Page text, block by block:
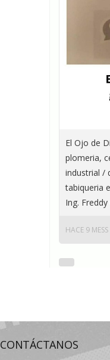
El Ojo de
plomeria,
industrial /
tabiqueria
Ing. Freddy
HACE 9 MESS
CONTÁCTANOS